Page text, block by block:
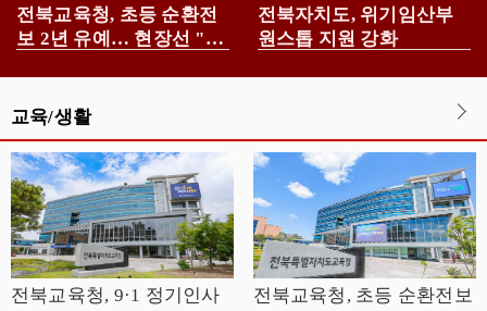
전북교육청, 초등 순환전
보 2년 유예… 현장선 "오
전북자치도, 위기임산부
원스톱 지원 강화
교육/생활
전북교육청, 9·1 정기인사
전북교육청, 초등 순환전보